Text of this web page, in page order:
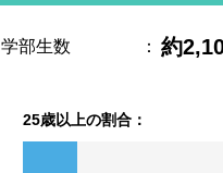
学部生数 ： 約
25歳以上の割合：